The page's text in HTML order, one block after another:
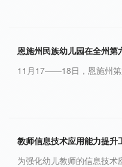
恩施州民族幼儿园在全州第
11月17——18日，恩施州第
教师信息技术应用能力提升
为强化幼儿教师的信息技术